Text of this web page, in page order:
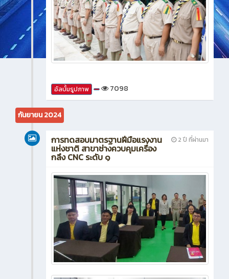
อัลบั้มรูปภาพ 7098
กันยายน 2024
2 ปี ที่ผ่านมา
การทดสอบมาตรฐานฝีมือแรงงาน
แห่งชาติ สาขาช่างควบคุมเครื่อง
กลึง CNC ระดับ ๑